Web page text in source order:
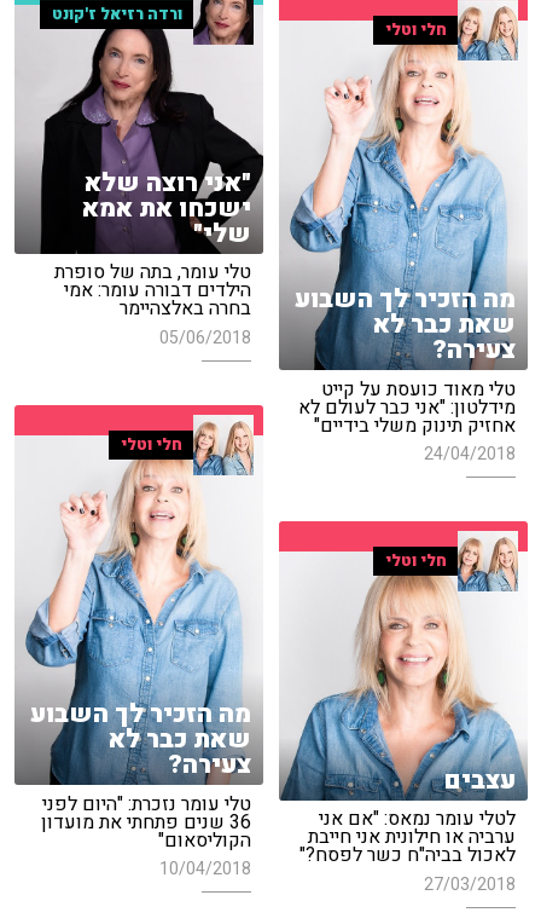
ורדה רזיאל ז'קונט
"אני רוצה שלא
ישכחו את אמא
שלי"
טלי עומר, בתה של סופרת
הילדים דבורה עומר: אמי
בחרה באלצהיימר
05/06/2018
חלי וטלי
מה הזכיר לך השבוע
שאת כבר לא
צעירה?
טלי מאוד כועסת על קייט
מידלטון: "אני כבר לעולם לא
אחזיק תינוק משלי בידיים"
24/04/2018 חלי וטלי
מה הזכיר לך השבוע
שאת כבר לא
צעירה?
טלי עומר נזכרת: "היום לפני
36 שנים פתחתי את מועדון
הקוליסאום"
10/04/2018
חלי וטלי
עצבים
לטלי עומר נמאס: "אם אני
ערביה או חילונית אני חייבת
לאכול בביה"ח כשר לפסח?"
27/03/2018